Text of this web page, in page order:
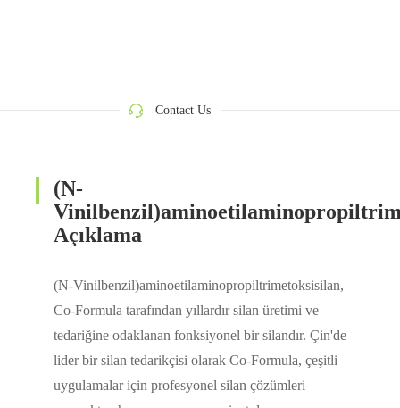
Contact Us
(N-
Açıklama
(N-Vinilbenzil)aminoetilaminopropiltrimetoksisilan,
Co-Formula tarafından yıllardır silan üretimi ve
tedariğine odaklanan fonksiyonel bir silandır. Çin'de
lider bir silan tedarikçisi olarak Co-Formula, çeşitli
uygulamalar için profesyonel silan çözümleri